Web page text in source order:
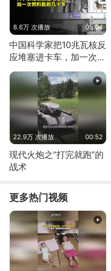
8.6万 次播放 05:04
中国科学家把10兆瓦核反
应堆塞进卡车，加一次燃
料能跑几十年
22.9万 次播放 00:52
现代火炮之“打完就跑”的
战术
更多热门视频